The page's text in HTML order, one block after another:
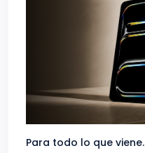
Para todo lo que viene.